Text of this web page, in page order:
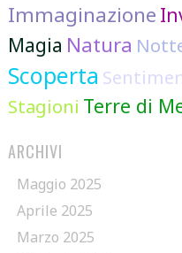
Immaginazione
Magia Natura
Scoperta
Stagioni Terre di
ARCHIVI
Maggio 2025
Aprile 2025
Marzo 2025